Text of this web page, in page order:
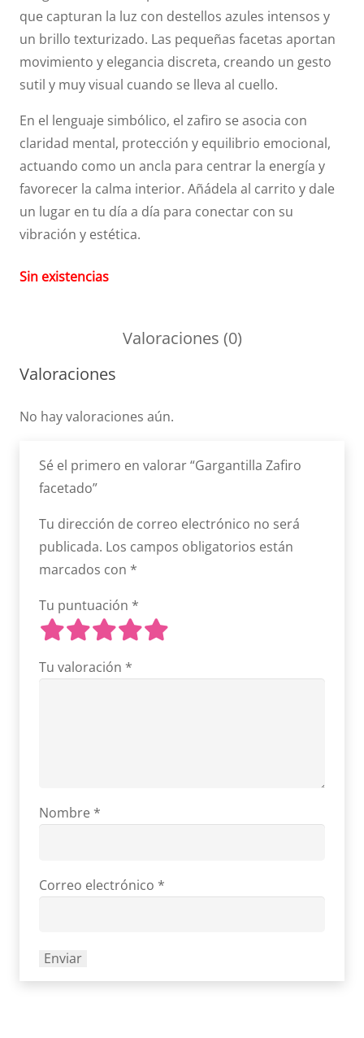
que capturan la luz con destellos azules intensos y
un brillo texturizado. Las pequeñas facetas aportan
movimiento y elegancia discreta, creando un gesto
sutil y muy visual cuando se lleva al cuello.
En el lenguaje simbólico, el zafiro se asocia con
claridad mental, protección y equilibrio emocional,
actuando como un ancla para centrar la energía y
favorecer la calma interior. Añádela al carrito y dale
un lugar en tu día a día para conectar con su
vibración y estética.
Sin existencias
Valoraciones (0)
Valoraciones
No hay valoraciones aún.
Sé el primero en valorar “Gargantilla Zafiro
facetado”
Tu dirección de correo electrónico no será
publicada. Los campos obligatorios están
marcados con *
Tu puntuación *
Tu valoración *
Nombre *
Correo electrónico *